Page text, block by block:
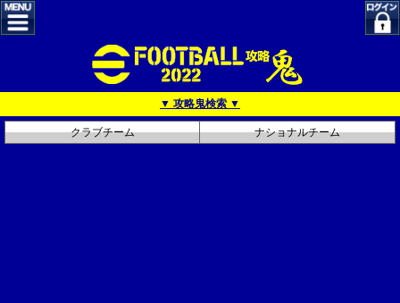
▼ 攻略鬼検索 ▼
クラブチーム ナショナルチーム